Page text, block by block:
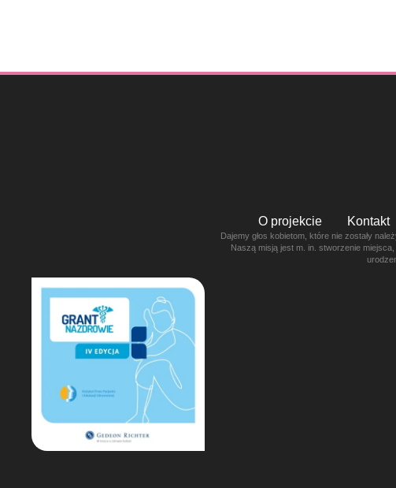
O projekcie Kontakt
Dajemy głos kobietom, które nie zostały
Naszą misją jest m. in. stworzenie